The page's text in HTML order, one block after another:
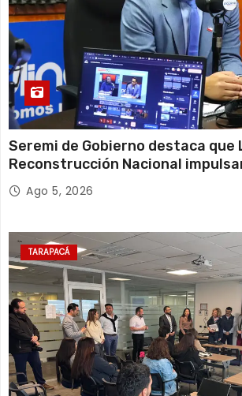
Seremi de Gobierno destaca que
Reconstrucción Nacional
y el empleo en Tarapacá
Ago 5, 2026
TARAPACÁ